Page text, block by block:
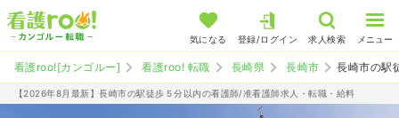
気になる 登録/ログイン 求人検索 メニュー
看護roo![カンゴルー] 看護roo! 転職 長崎県 長崎市 長崎市の駅
【2026年8月最新】長崎市の駅徒歩５分以内の看護師/准看護師求人・転職・給料